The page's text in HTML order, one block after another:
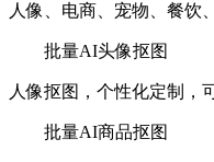
人像、电商、宠物、餐
批量AI头像抠图
人像抠图，个性化定制，
批量AI商品抠图